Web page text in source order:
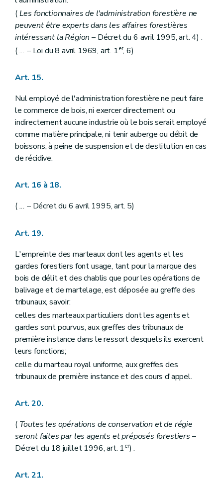
Art. 152 et 153
Titre XII Des peines et condamnations pour tous les bois et forêts en général
Art. 154
Art. 156
Art. 158
Art. 159
Art. 161
Art. 162
Art. 163
Art. 164
Art. 165 et 166
Art. 167
Art. 168
Art. 171
Art. 173
Art. 176
Art. 177
Art. 178
Art. 179
Art. 179bis
Art. 180
Art. 181
Art. 182
Art. 183
Art. 184
Titre XIV De la circulation dans les bois et forêts en général en Région wallonne
Section première
Dispositions générales
Art. 185
Art. 186
Art. 186bis
Art. 189
Art. 190
Art. 191
Art. 192
Art. 193
Section 3
(Les fonctionnaires de l'administration forestière ne
peuvent être experts dans les affaires forestières
intéressant la Région – Décret du 6 avril 1995, art. 4) .
(... – Loi du 8 avril 1969, art. 1er, 6)
Art. 15.
Nul employé de l'administration forestière ne peut faire
le commerce de bois, ni exercer directement ou
indirectement aucune industrie où le bois serait employé
comme matière principale, ni tenir auberge ou débit de
boissons, à peine de suspension et de destitution en cas
de récidive.
Art. 16 à 18.
(... – Décret du 6 avril 1995, art. 5)
Art. 19.
L'empreinte des marteaux dont les agents et les
gardes forestiers font usage, tant pour la marque des
bois de délit et des chablis que pour les opérations de
balivage et de martelage, est déposée au greffe des
tribunaux, savoir:
celles des marteaux particuliers dont les agents et
gardes sont pourvus, aux greffes des tribunaux de
première instance dans le ressort desquels ils exercent
leurs fonctions;
celle du marteau royal uniforme, aux greffes des
tribunaux de première instance et des cours d'appel.
Art. 20.
( Toutes les opérations de conservation et de régie
seront faites par les agents et préposés forestiers –
Décret du 18 juillet 1996, art. 1er) .
Art. 21.